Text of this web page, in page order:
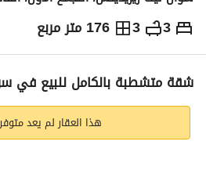
3
3 176 متر مربع ج.م5,468,000
التفاصيل الاتجاهات
شقة متشطبة بالكامل للبيع في
هذا العقار لم يعد